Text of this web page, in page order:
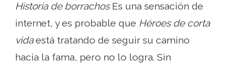
Historia de borrachosEs una sensación de
internet, y es probable que Héroes de corta
vidaestá tratando de seguir su camino
hacia la fama, pero no lo logra. Sin